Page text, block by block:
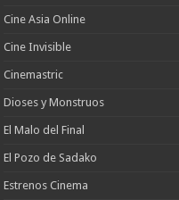
Cine Asia Online
Cine Invisible
Cinemastric
Dioses y Monstruos
El Malo del Final
El Pozo de Sadako
Estrenos Cinema